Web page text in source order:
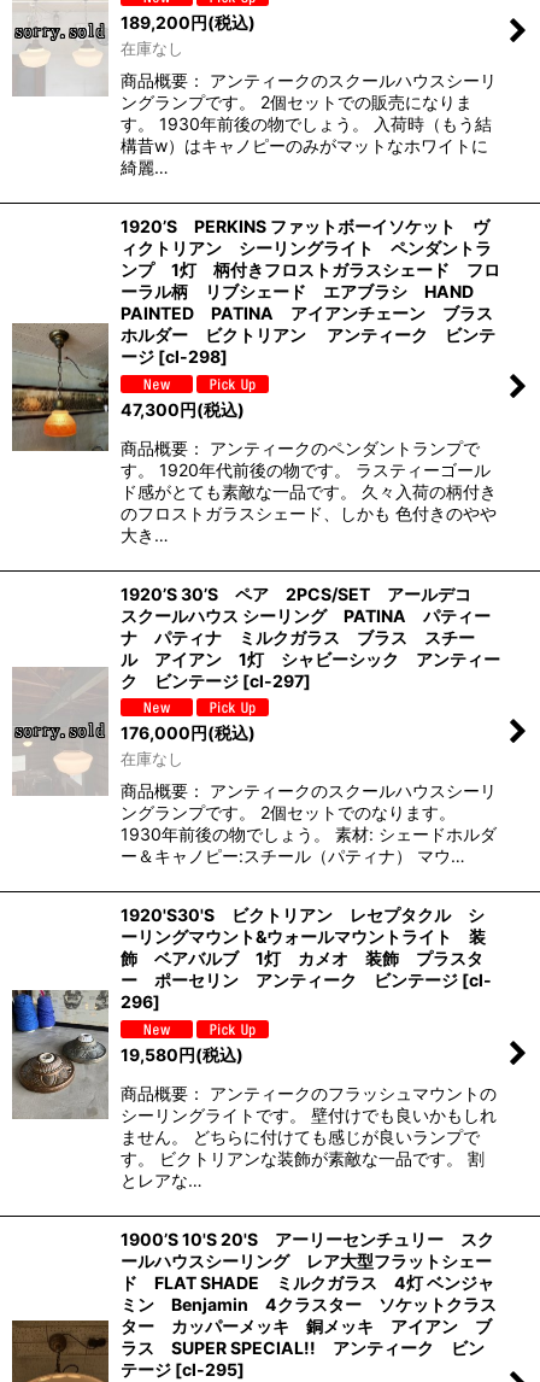
189,200円(税込)
在庫なし
商品概要： アンティークのスクールハウスシーリ
ングランプです。 2個セットでの販売になりま
す。 1930年前後の物でしょう。 入荷時（もう結
構昔w）はキャノピーのみがマットなホワイトに
綺麗…
1920’S PERKINS ファットボーイソケット ヴ
ィクトリアン シーリングライト ペンダントラ
ンプ 1灯 柄付きフロストガラスシェード フロ
ーラル柄 リブシェード エアブラシ HAND
PAINTED PATINA アイアンチェーン ブラス
ホルダー ビクトリアン アンティーク ビンテ
ージ [cl-298]
47,300円(税込)
商品概要： アンティークのペンダントランプで
す。 1920年代前後の物です。 ラスティーゴール
ド感がとても素敵な一品です。 久々入荷の柄付き
のフロストガラスシェード、しかも 色付きのやや
大き…
1920’S 30’S ペア 2PCS/SET アールデコ
スクールハウス シーリング PATINA パティー
ナ パティナ ミルクガラス ブラス スチー
ル アイアン 1灯 シャビーシック アンティー
ク ビンテージ [cl-297]
176,000 円(税込)
在庫なし
商品概要： アンティークのスクールハウスシーリ
ングランプです。 2個セットでのなります。
1930年前後の物でしょう。 素材: シェードホルダ
ー＆キャノピー:スチール（パティナ） マウ…
1920'S30'S ビクトリアン レセプタクル シ
ーリングマウント&ウォールマウントライト 装
飾 ベアバルブ 1灯 カメオ 装飾 プラスタ
ー ポーセリン アンティーク ビンテージ [cl-
296]
19,580円(税込)
商品概要： アンティークのフラッシュマウントの
シーリングライトです。 壁付けでも良いかもしれ
ません。 どちらに付けても感じが良いランプで
す。 ビクトリアンな装飾が素敵な一品です。 割
とレアな…
1900’S 10'S 20'S アーリーセンチュリー スク
ールハウスシーリング レア大型フラットシェー
ド FLAT SHADE ミルクガラス 4灯 ベンジャ
ミン Benjamin 4クラスター ソケットクラス
ター カッパーメッキ 銅メッキ アイアン ブ
ラス SUPER SPECIAL!! アンティーク ビン
テージ [cl-295]